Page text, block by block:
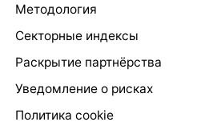
Методология
Секторные индексы
Раскрытие партнёрства
Уведомление о рисках
Политика cookie